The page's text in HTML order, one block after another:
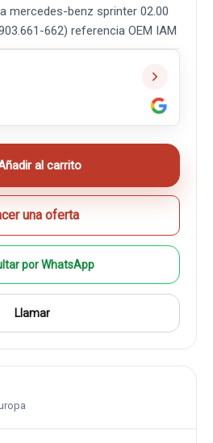
mercedes-benz sprinter 02.00
662) referencia OEM IAM
al carrito
una oferta
por WhatsApp
Llamar